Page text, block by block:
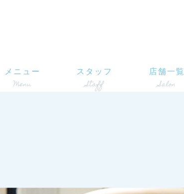
メニュー スタッフ 店舗一覧